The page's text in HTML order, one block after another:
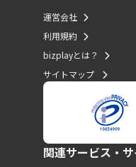
運営会社
利用規約
bizplayとは？
サイトマップ
関連サービス・